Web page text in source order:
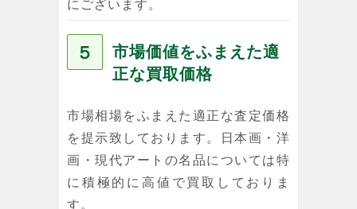
にございます。
５
市場価値をふまえた適
正な買取価格
市場相場をふまえた適正な査定価格
を提示致しております。日本画・洋
画・現代アートの名品については特
に積極的に高値で買取しておりま
す。